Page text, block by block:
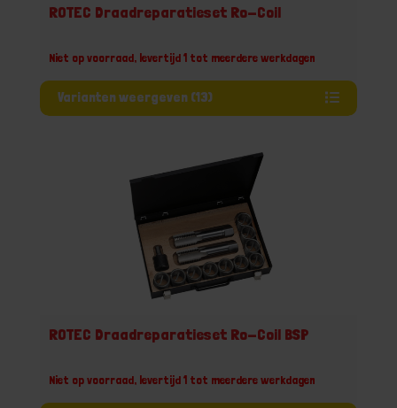
ROTEC Draadreparatieset Ro-Coil
Niet op voorraad, levertijd 1 tot meerdere werkdagen
Varianten weergeven (13)
ROTEC Draadreparatieset Ro-Coil BSP
Niet op voorraad, levertijd 1 tot meerdere werkdagen